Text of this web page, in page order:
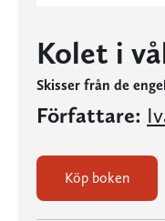
Kolet i
Skisser från de
Författare:
Köp boken